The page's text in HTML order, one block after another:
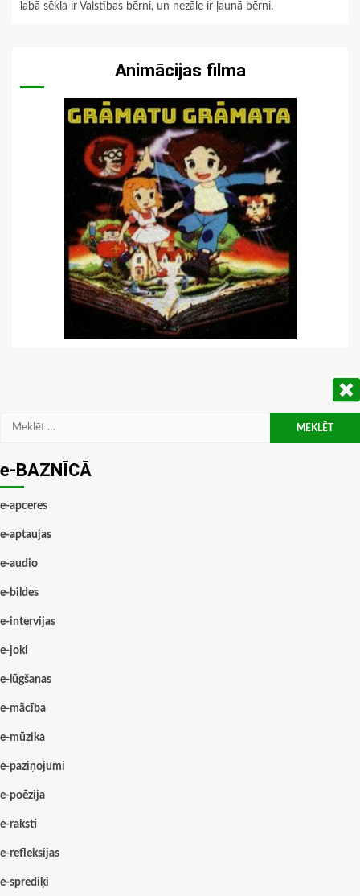
labā sēkla ir Valstības bērni, un nezāle ir ļaunā bērni.
Animācijas filma
Meklēt:
e-BAZNĪCĀ
e-apceres
e-aptaujas
e-audio
e-bildes
e-intervijas
e-joki
e-lūgšanas
e-mācība
e-mūzika
e-paziņojumi
e-poēzija
e-raksti
e-refleksijas
e-sprediķi